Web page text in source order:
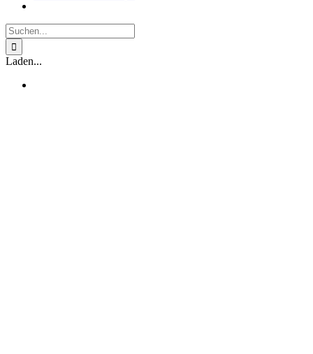
Suche
nach:
Laden...